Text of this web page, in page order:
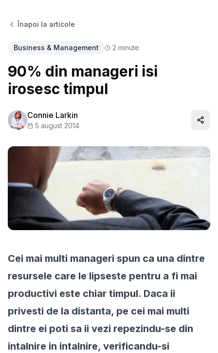
Înapoi la articole
Business & Management 2 minute
90% din manageri isi
irosesc timpul
Connie Larkin
5 august 2014
Cei mai multi manageri spun ca una dintre
resursele care le lipseste pentru a fi mai
productivi este chiar timpul. Daca ii
privesti de la distanta, pe cei mai multi
dintre ei poti sa ii vezi repezindu-se din
intalnire in intalnire, verificandu-si